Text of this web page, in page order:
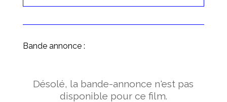
Bande annonce :
Désolé, la bande-annonce n'est pas
disponible pour ce film.